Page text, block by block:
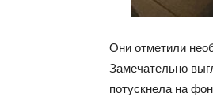
Они отметили
Замечательно
потускнела на